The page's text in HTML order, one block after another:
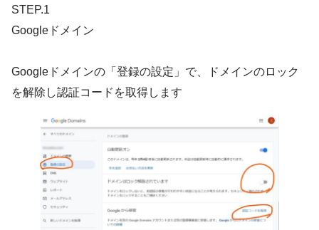
STEP.1
Googleドメイン
Googleドメインの「登録の設定」で、ドメインのロック
を解除し認証コードを取得します